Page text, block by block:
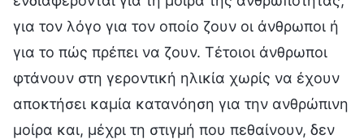
για τον λόγο για τον οποίο ζουν οι άνθρωποι ή
για το πώς πρέπει να ζουν. Τέτοιοι άνθρωποι
φτάνουν στη γεροντική ηλικία χωρίς να έχουν
αποκτήσει καμία κατανόηση για την ανθρώπινη
μοίρα και, μέχρι τη στιγμή που πεθαίνουν, δεν